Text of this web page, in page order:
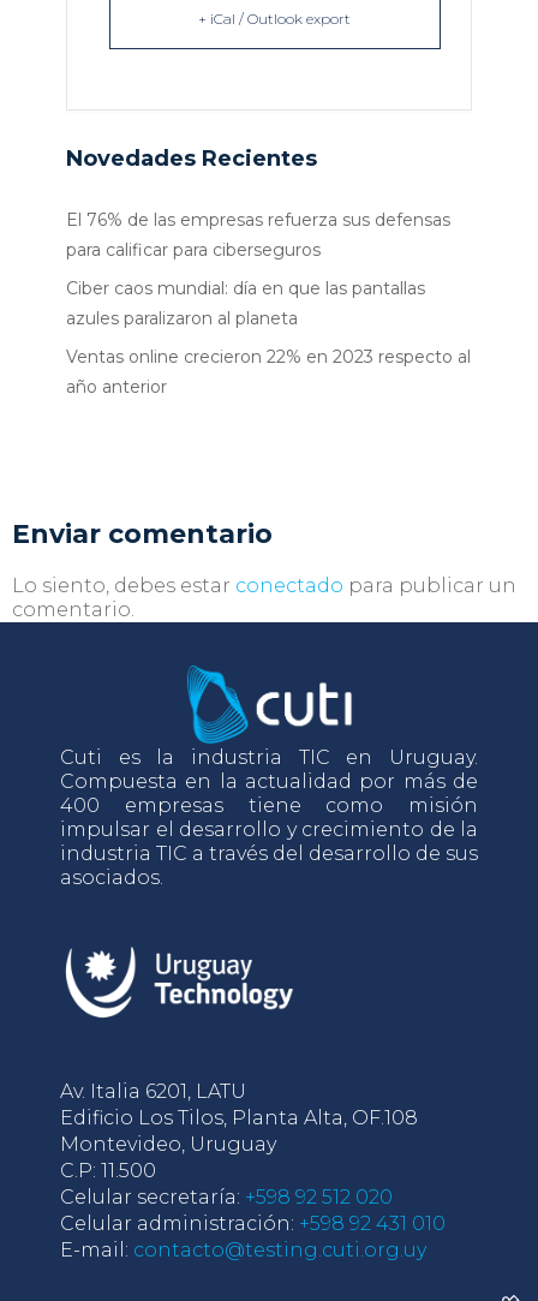
+ iCal / Outlook export
Novedades Recientes
El 76% de las empresas refuerza sus defensas
para calificar para ciberseguros
Ciber caos mundial: día en que las pantallas
azules paralizaron al planeta
Ventas online crecieron 22% en 2023 respecto al
año anterior
Enviar comentario
Lo siento, debes estar conectado para publicar un
comentario.
Cuti es la industria TIC en Uruguay.
Compuesta en la actualidad por más de
400 empresas tiene como misión
impulsar el desarrollo y crecimiento de la
industria TIC a través del desarrollo de sus
asociados.
Av. Italia 6201, LATU
Edificio Los Tilos, Planta Alta, OF.108
Montevideo, Uruguay
C.P: 11.500
Celular secretaría: +598 92 512 020
Celular administración: +598 92 431 010
E-mail: contacto@testing.cuti.org.uy